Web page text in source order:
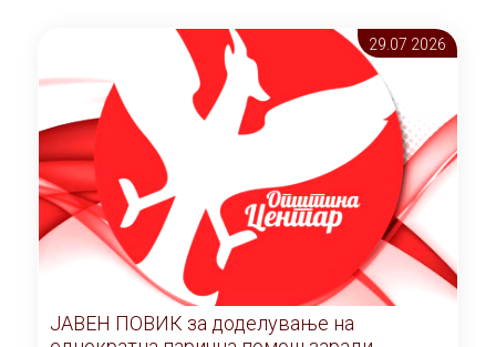
29.07 2026
ЈАВЕН ПОВИК за доделување на